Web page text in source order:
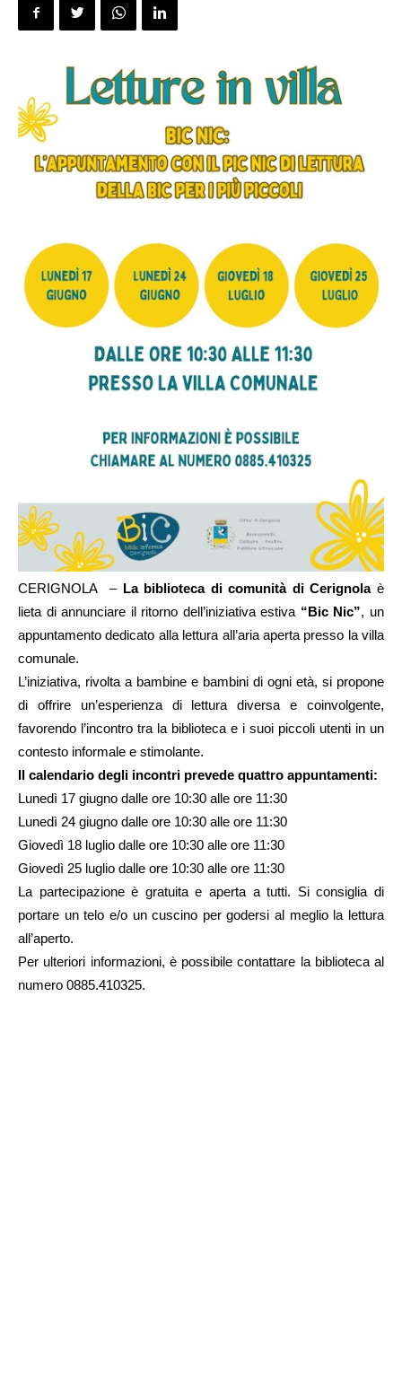
CERIGNOLA – La biblioteca di comunità di Cerignolaè
lieta di annunciare il ritorno dell’iniziativa estiva “Bic Nic”, un
appuntamento dedicato alla lettura all’aria aperta presso la villa
comunale.
L’iniziativa, rivolta a bambine e bambini di ogni età, si propone
di offrire un’esperienza di lettura diversa e coinvolgente,
favorendo l’incontro tra la biblioteca e i suoi piccoli utenti in un
contesto informale e stimolante.
Il calendario degli incontri prevede quattro appuntamenti:
Lunedì 17 giugno dalle ore 10:30 alle ore 11:30
Lunedì 24 giugno dalle ore 10:30 alle ore 11:30
Giovedì 18 luglio dalle ore 10:30 alle ore 11:30
Giovedì 25 luglio dalle ore 10:30 alle ore 11:30
La partecipazione è gratuita e aperta a tutti. Si consiglia di
portare un telo e/o un cuscino per godersi al meglio la lettura
all’aperto.
Per ulteriori informazioni, è possibile contattare la biblioteca al
numero 0885.410325.